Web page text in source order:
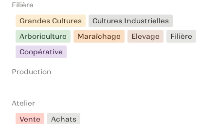
Filière
Grandes Cultures
Cultures Industrielles
Arboriculture
Maraîchage Elevage
Filière
Coopérative
Production
Atelier
Vente
Achats